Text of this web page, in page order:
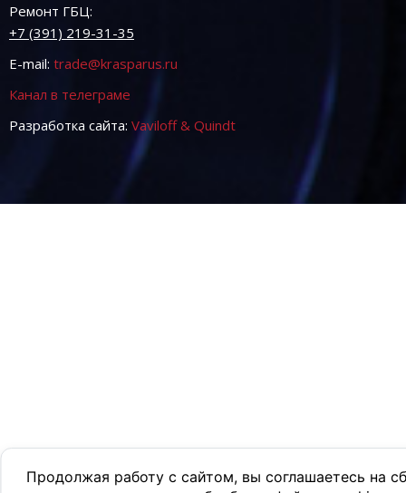
Продолжая работу с сайтом, вы соглашаетесь на
Ремонт ГБЦ:
+7 (391) 219-31-35
E-mail: trade@krasparus.ru
Канал в телеграме
Разработка сайта: Vaviloff & Quindt